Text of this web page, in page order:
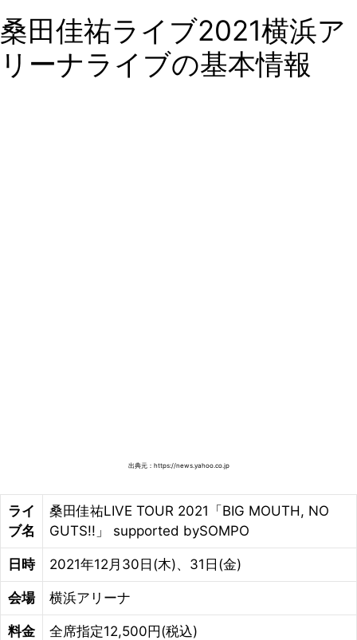
桑田佳祐ライブ2021横浜ア
リーナライブの基本情報
出典元：https://news.yahoo.co.jp
ライ
ブ名
桑田佳祐LIVE TOUR 2021「BIG MOUTH, NO
GUTS!!」 supported bySOMPO
日時 2021年12月30日(木)、31日(金)
会場 横浜アリーナ
料金 全席指定12,500円(税込)